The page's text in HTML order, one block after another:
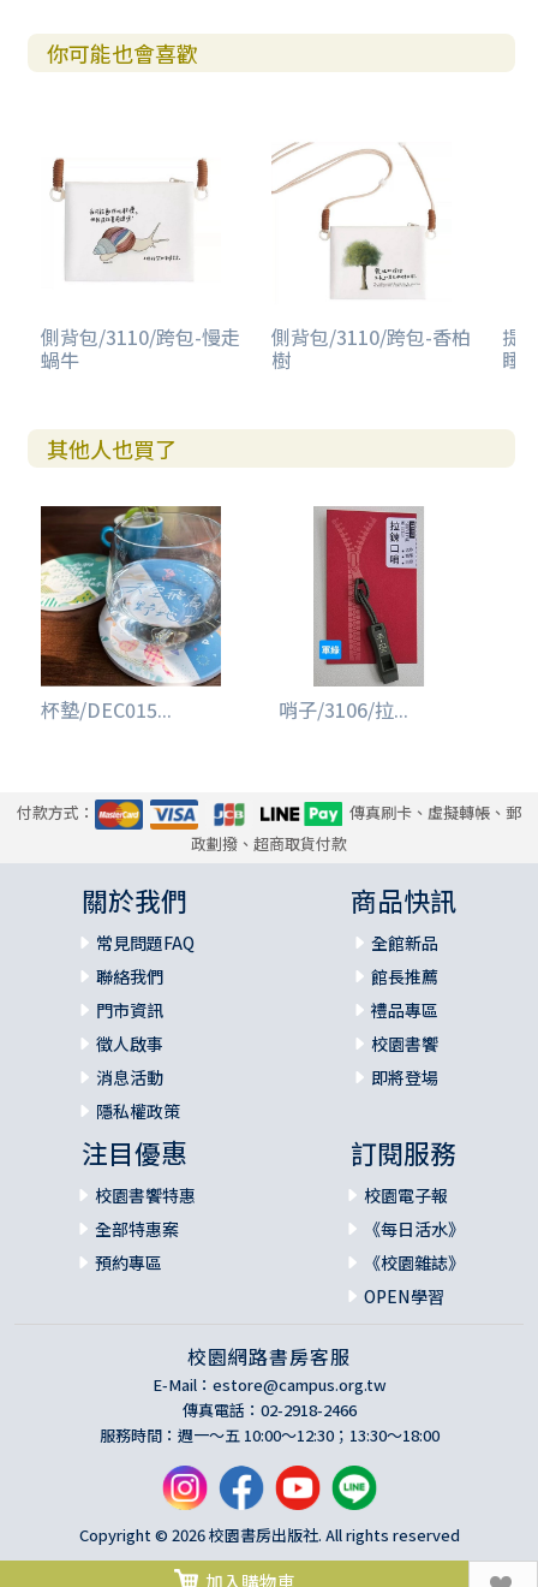
你可能也會喜歡
側背包/3110/跨包-慢走
蝸牛
側背包/3110/跨包-香柏
樹
提
睡
其他人也買了
杯墊/DEC015... 哨子/3106/拉...
付款方式：
傳真刷卡、虛擬轉帳、郵
政劃撥、超商取貨付款
關於我們
常見問題FAQ
聯絡我們
門市資訊
徵人啟事
消息活動
隱私權政策
商品快訊
全館新品
館長推薦
禮品專區
校園書饗
即將登場
注目優惠
校園書饗特惠
全部特惠案
預約專區
訂閱服務
校園電子報
《每日活水》
《校園雜誌》
OPEN學習
校園網路書房客服
E-Mail： estore@campus.org.tw
傳真電話：02-2918-2466
服務時間：週一～五 10:00～12:30；13:30～18:00
Copyright © 2026 校園書房出版社. All rights reserved
加入購物車